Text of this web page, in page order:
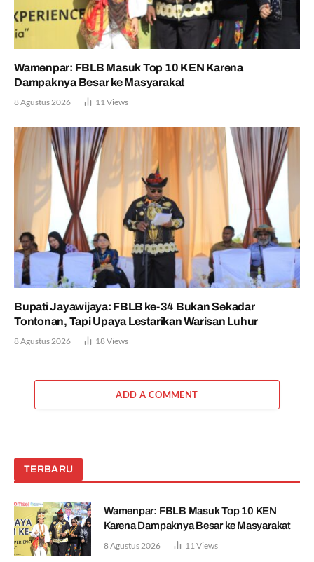
Wamenpar: FBLB Masuk Top 10 KEN Karena
Dampaknya Besar ke Masyarakat
8 Agustus 2026 11Views
Bupati Jayawijaya: FBLB ke-34 Bukan Sekadar
Tontonan, Tapi Upaya Lestarikan Warisan Luhur
8 Agustus 2026 18Views
ADD A COMMENT
TERBARU
Wamenpar: FBLB Masuk Top 10 KEN
Karena Dampaknya Besar ke Masyarakat
8 Agustus 2026 11 Views